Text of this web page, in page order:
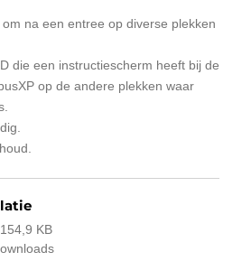
na een entree op diverse plekken
die een instructiescherm heeft bij de
op de andere plekken waar
KB